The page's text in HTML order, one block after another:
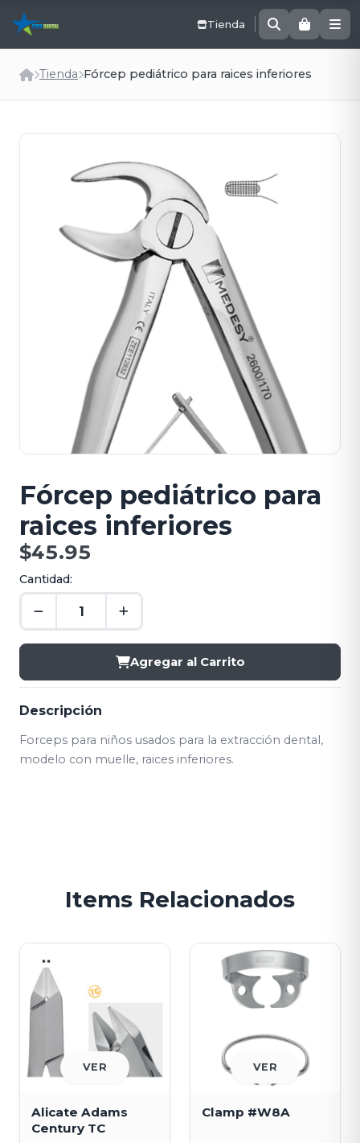
Tienda
Tienda Fórcep pediátrico para raices inferiores
Fórcep pediátrico para
raices inferiores
$45.95
Cantidad:
Agregar al Carrito
Descripción
Forceps para niños usados para la extracción dental,
modelo con muelle, raices inferiores.
Items Relacionados
VER
Alicate Adams
Century TC
VER
Clamp #W8A